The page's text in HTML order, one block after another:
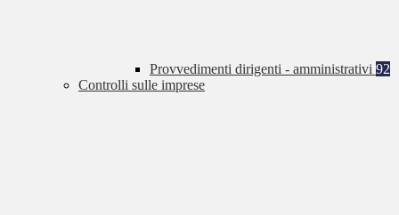
Provvedimenti dirigenti - amministrativi 92
Controlli sulle imprese